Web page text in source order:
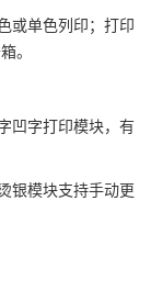
或单色列印；打印
。
凹字打印模块，有
银模块支持手动更